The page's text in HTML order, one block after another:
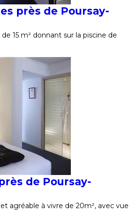
près de Poursay-
15 m² donnant sur la piscine de
de Poursay-
agréable à vivre de 20m², avec vue